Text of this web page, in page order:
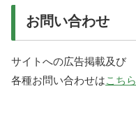
お問い合わせ
サイトへの広告掲載及び
各種お問い合わせはこちら